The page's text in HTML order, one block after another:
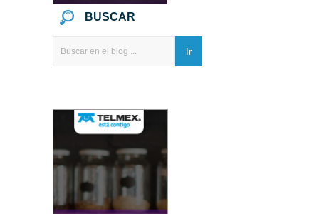
BUSCAR